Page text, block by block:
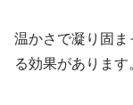
温かさで凝り固ま
る効果があります